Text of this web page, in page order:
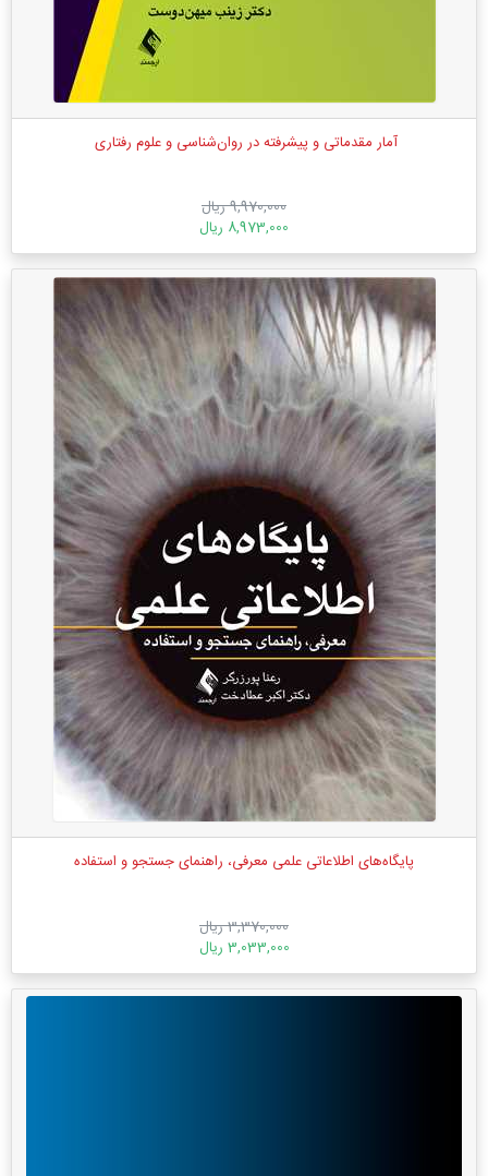
آمار مقدماتی و پیشرفته در ‏روان‌شناسی و علوم رفتاری ‏
9,970,000 ریال
8,973,000 ریال
پایگاه‌های اطلاعاتی علمی معرفی، راهنمای جستجو و استفاده
3,370,000 ریال
3,033,000 ریال